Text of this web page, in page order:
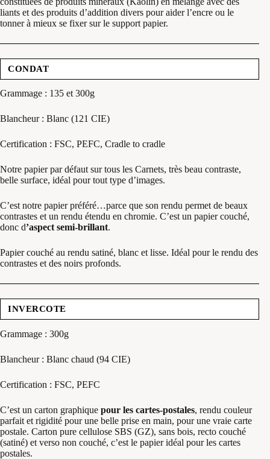
liants et des produits d’addition divers pour aider l’encre ou le
tonner à mieux se fixer sur le support papier.
CONDAT
Grammage : 135 et 300g
Blancheur : Blanc (121 CIE)
Certification : FSC, PEFC, Cradle to cradle
Notre papier par défaut sur tous les Carnets, très beau contraste,
belle surface, idéal pour tout type d’images.
C’est notre papier préféré…parce que son rendu permet de beaux
contrastes et un rendu étendu en chromie. C’est un papier couché,
donc d’aspect semi-brillant.
Papier couché au rendu satiné, blanc et lisse. Idéal pour le rendu des
contrastes et des noirs profonds.
INVERCOTE
Grammage : 300g
Blancheur : Blanc chaud (94 CIE)
Certification : FSC, PEFC
C’est un carton graphique pour les cartes-postales, rendu couleur
parfait et rigidité pour une belle prise en main, pour une vraie carte
postale. Carton pure cellulose SBS (GZ), sans bois, recto couché
(satiné) et verso non couché, c’est le papier idéal pour les cartes
postales.